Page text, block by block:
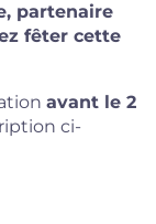
partenaire
fêter cette
avant le 2
ci-